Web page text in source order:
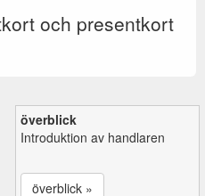
och presentkort
överblick
Introduktion av handlaren
överblick »